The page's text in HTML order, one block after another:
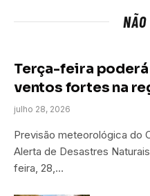
NÃO
Terça-feira
ventos fortes na
julho 28, 2026
Previsão meteorológica do
Alerta de Desastres
feira, 28,…